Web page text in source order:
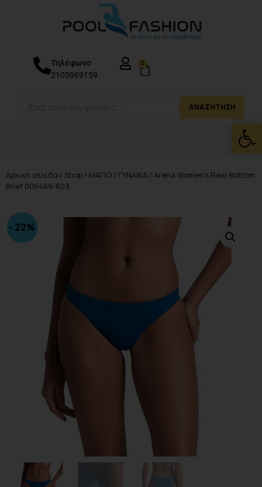
ΑΝΑΖΉΤΗΣΗ
Τηλέφωνο
2105989159
0
Αρχική σελίδα / Shop / ΜΑΓΙΟ / ΓΥΝΑΙΚΑ / Arena Women’s Real Bottom
Brief 006469-603
- 22%